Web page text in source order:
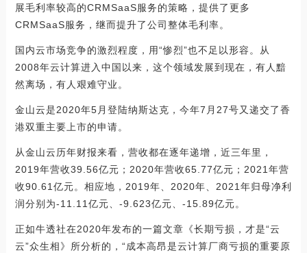
展毛利率较高的CRMSaaS服务的策略，提供了更多
CRMSaaS服务，继而提升了公司整体毛利率。
国内云市场竞争的激烈程度，用“惨烈”也不足以形容。从
2008年云计算进入中国以来，这个领域发展到现在，有人黯
然离场，有人艰难守业。
金山云是2020年5月登陆纳斯达克，今年7月27号又递交了香
港双重主要上市的申请。
从金山云历年财报来看，营收都在逐年递增，近三年里，
2019年营收39.56亿元；2020年营收65.77亿元；2021年营
收90.61亿元。相应地，2019年、2020年、2021年归母净利
润分别为-11.11亿元、-9.623亿元、-15.89亿元。
正如牛透社在2020年发布的一篇文章《长期亏损，才是“云
云”众生相》所分析的，“成本高昂是云计算厂商亏损的重要原